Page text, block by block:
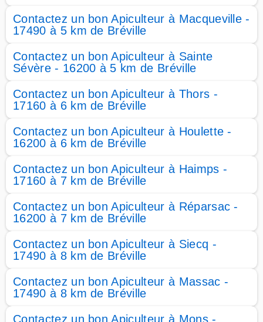
Contactez un bon Apiculteur à Macqueville -
17490 à 5 km de Bréville
Contactez un bon Apiculteur à Sainte
Sévère - 16200 à 5 km de Bréville
Contactez un bon Apiculteur à Thors -
17160 à 6 km de Bréville
Contactez un bon Apiculteur à Houlette -
16200 à 6 km de Bréville
Contactez un bon Apiculteur à Haimps -
17160 à 7 km de Bréville
Contactez un bon Apiculteur à Réparsac -
16200 à 7 km de Bréville
Contactez un bon Apiculteur à Siecq -
17490 à 8 km de Bréville
Contactez un bon Apiculteur à Massac -
17490 à 8 km de Bréville
Contactez un bon Apiculteur à Mons -